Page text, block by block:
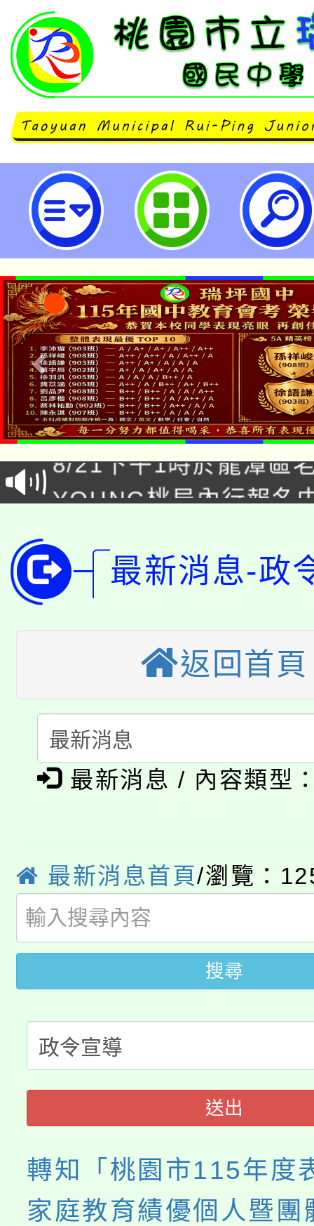
轉知「桃園市115年度表揚推展家
暨團體實施計畫」，歡迎推薦符合
園市立瑞坪國民中學
「本色祭」8/29、30在
場熱烈登場!
8/21下午1時於龍潭區
徵才活動。
YOUNG桃局內行報名
開!
115年桃園市運動會8/
田徑場及游泳池舉行。
桃園市低收入戶享有免
視費優惠，中低收入戶
半價優惠，詳情可洽有
者。
大園自造教育及科技中
份教師增能研習
大溪自造教育及科技
份教師研習
淨零綠生活教案入校路
會
115年食農教育專業人
程
「本色祭」8/29、30在
局官網。
8月14至27日，桃園電
開!
115年桃園市運動會8/
田徑場及游泳池舉行。
桃園市低收入戶享有免
視費優惠，中低收入戶
半價優惠，詳情可洽有
者。
大園自造教育及科技
份教師增能研習
大溪自造教育及科技中
份教師研習
淨零綠生活教案入校路
會
115年食農教育專業人
程
最新消息-政
返回首頁
最新消息 / 內容類型
最新消息首頁/瀏覽：
搜尋
送出
轉知「桃園市115年度
家庭教育績優個人暨團